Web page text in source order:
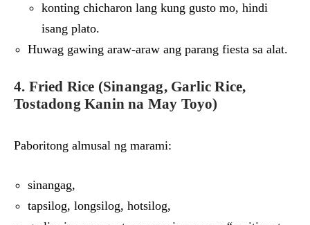
konting chicharon lang kung gusto mo, hindi
isang plato.
Huwag gawing araw-araw ang parang fiesta sa alat.
4. Fried Rice (Sinangag, Garlic Rice,
Tostadong Kanin na May Toyo)
Paboritong almusal ng marami:
sinangag,
tapsilog, longsilog, hotsilog,